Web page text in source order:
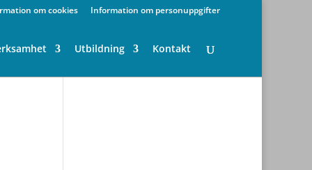
om cookies Information om personuppgifter
Utbildning Kontakt